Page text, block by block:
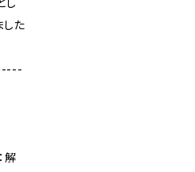
し
した
解